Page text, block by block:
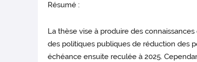
Résumé :
La thèse vise à produire des
des politiques publiques de réduction des
échéance ensuite reculée à 2025.